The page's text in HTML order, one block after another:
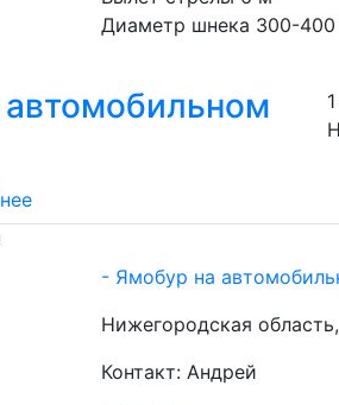
Диаметр шнека 300-
- Ямобур на
Нижегородская
Контакт: Андрей